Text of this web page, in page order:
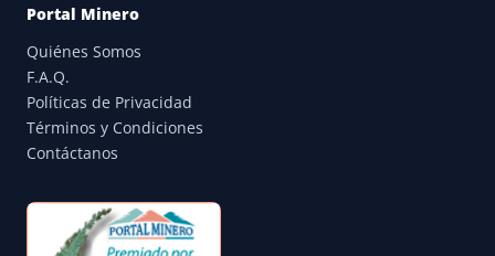
Portal Minero
Quiénes Somos
F.A.Q.
Políticas de Privacidad
Términos y Condiciones
Contáctanos